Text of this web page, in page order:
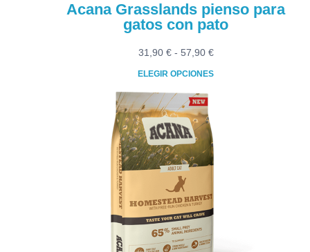
Acana Grasslands pienso para
gatos con pato
31,90 € - 57,90 €Rango
57,90 €
ELEGIR OPCIONES
Este
producto
tiene
múltiples
variantes.
Las
opciones
se
pueden
elegir
en